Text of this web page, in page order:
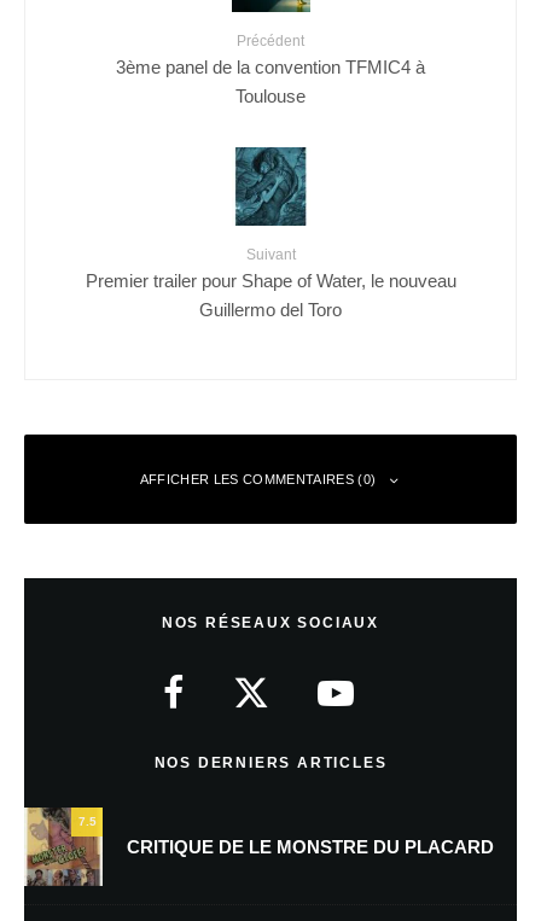
Précédent
3ème panel de la convention TFMIC4 à
Toulouse
Suivant
Premier trailer pour Shape of Water, le nouveau
Guillermo del Toro
AFFICHER LES COMMENTAIRES (0)
NOS RÉSEAUX SOCIAUX
NOS DERNIERS ARTICLES
7.5
CRITIQUE DE LE MONSTRE DU PLACARD